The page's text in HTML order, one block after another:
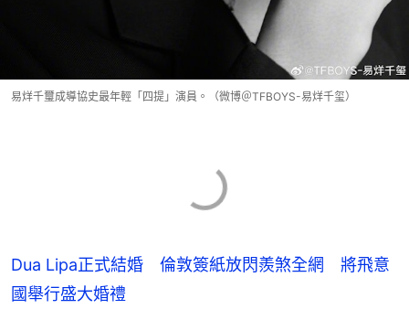
易烊千璽成導協史最年輕「四提」演員。（微博＠TFBOYS-易烊千玺）
Dua Lipa正式結婚 倫敦簽紙放閃羨煞全網 將飛意
國舉行盛大婚禮